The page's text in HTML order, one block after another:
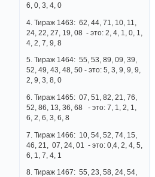
6, 0, 3, 4, 0
4. Тираж 1463: 62, 44, 71, 10, 11,
24, 22, 27, 19, 08 - это: 2, 4, 1, 0, 1,
4, 2, 7, 9, 8
5. Тираж 1464: 55, 53, 89, 09, 39,
52, 49, 43, 48, 50 - это: 5, 3, 9, 9, 9,
2, 9, 3, 8, 0
6. Тираж 1465: 07, 51, 82, 21, 76,
52, 86, 13, 36, 68 - это: 7, 1, 2, 1,
6, 2, 6, 3, 6, 8
7. Тираж 1466: 10, 54, 52, 74, 15,
46, 21, 07, 24, 01 - это: 0,4, 2, 4, 5,
6, 1, 7, 4, 1
8. Тираж 1467: 55, 23, 58, 24, 54,